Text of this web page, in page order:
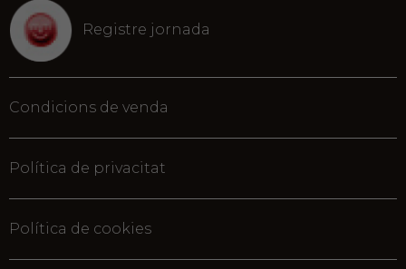
Registre jornada
Condicions de venda
Política de privacitat
Política de cookies